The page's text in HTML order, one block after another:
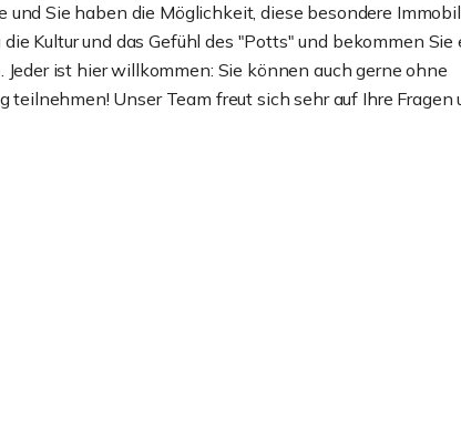
Sie haben die Möglichkeit, diese besondere
Kultur und das Gefühl des "Potts" und bekommen Sie
ist hier willkommen: Sie können auch gerne ohne
Unser Team freut sich sehr auf Ihre Fragen